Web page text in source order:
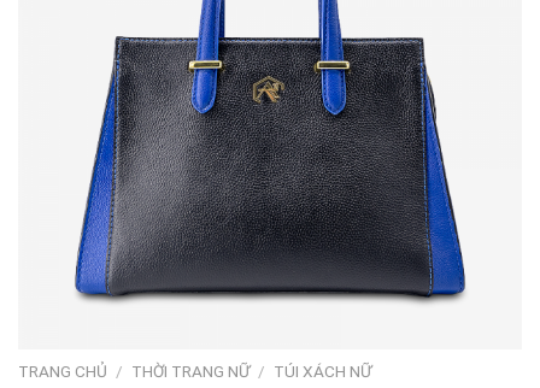
TRANG CHỦ / THỜI TRANG NỮ / TÚI XÁCH NỮ